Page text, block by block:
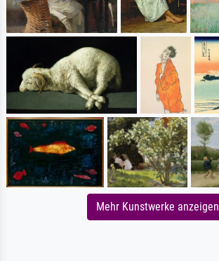
Mehr Kunstwerke anzeigen